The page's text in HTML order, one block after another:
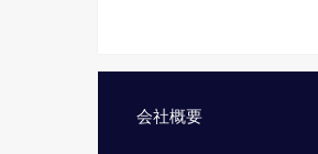
会社概要